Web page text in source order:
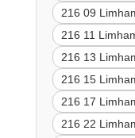
216 09
216 11
216 13
216 15
216 17
216 22